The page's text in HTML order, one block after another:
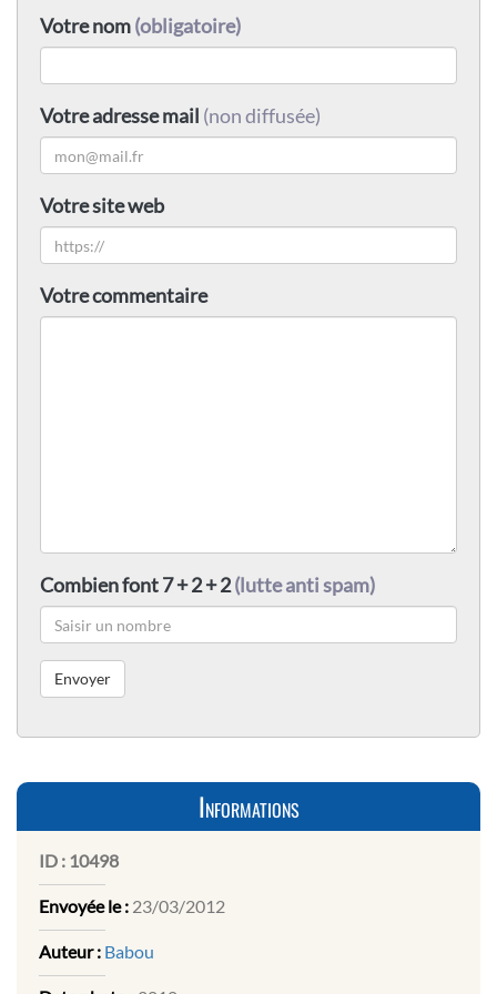
Votre nom(obligatoire)
Votre adresse mail (non diffusée)
Votre site web
Votre commentaire
Combien font 7 + 2 + 2(lutte anti spam)
Informations
ID : 10498
Envoyée le : 23/03/2012
Auteur : Babou